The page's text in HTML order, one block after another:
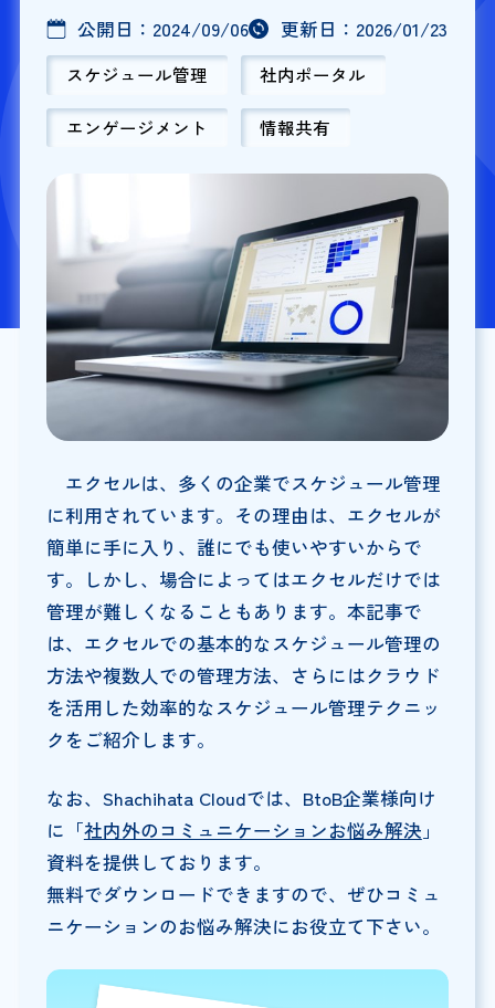
公開日： 2024/09/06 更新日： 2026/01/23
スケジュール管理 社内ポータル
エンゲージメント 情報共有
エクセルは、多くの企業でスケジュール管理
に利用されています。その理由は、エクセルが
簡単に手に入り、誰にでも使いやすいからで
す。しかし、場合によってはエクセルだけでは
管理が難しくなることもあります。本記事で
は、エクセルでの基本的なスケジュール管理の
方法や複数人での管理方法、さらにはクラウド
を活用した効率的なスケジュール管理テクニッ
クをご紹介します。
なお、Shachihata Cloudでは、BtoB企業様向け
に「社内外のコミュニケーションお悩み解決 」
資料を提供しております。
無料でダウンロードできますので、ぜひコミュ
ニケーションのお悩み解決にお役立て下さい。